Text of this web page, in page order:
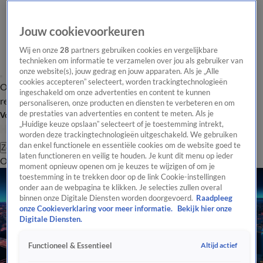
Overzicht Laatste nieuws Regionieuws Het beste van Hart
Tip de
redactie
Volg Hart van Nederland
Zoeken
OverzichtRegioUitzendingenWeerTip de redactiePanelVideo's
Jouw cookievoorkeuren
Wij en onze28 partners gebruiken cookies en vergelijkbare
technieken om informatie te verzamelen over jou als gebruiker van
onze website(s), jouw gedrag en jouw apparaten. Als je „Alle
cookies accepteren” selecteert, worden trackingtechnologieën
ingeschakeld om onze advertenties en content te kunnen
personaliseren, onze producten en diensten te verbeteren en om
de prestaties van advertenties en content te meten. Als je
„Huidige keuze opslaan” selecteert of je toestemming intrekt,
worden deze trackingtechnologieën uitgeschakeld. We gebruiken
dan enkel functionele en essentiële cookies om de website goed te
laten functioneren en veilig te houden. Je kunt dit menu op ieder
moment opnieuw openen om je keuzes te wijzigen of om je
toestemming in te trekken door op de link Cookie-instellingen
onder aan de webpagina te klikken. Je selecties zullen overal
binnen onze Digitale Diensten worden doorgevoerd. Raadpleeg
onze Cookieverklaring voor meer informatie.
Bekijk hier onze
Digitale Diensten.
Functioneel & Essentieel Altijd actief